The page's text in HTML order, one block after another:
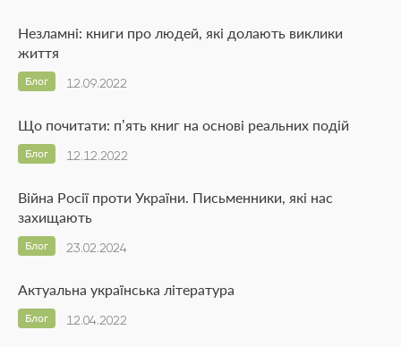
Незламні: книги про людей, які долають виклики
життя
12.09.2022
Блог
Що почитати: п’ять книг на основі реальних подій
12.12.2022
Блог
Війна Росії проти України. Письменники, які нас
захищають
23.02.2024
Блог
Актуальна українська література
12.04.2022
Блог